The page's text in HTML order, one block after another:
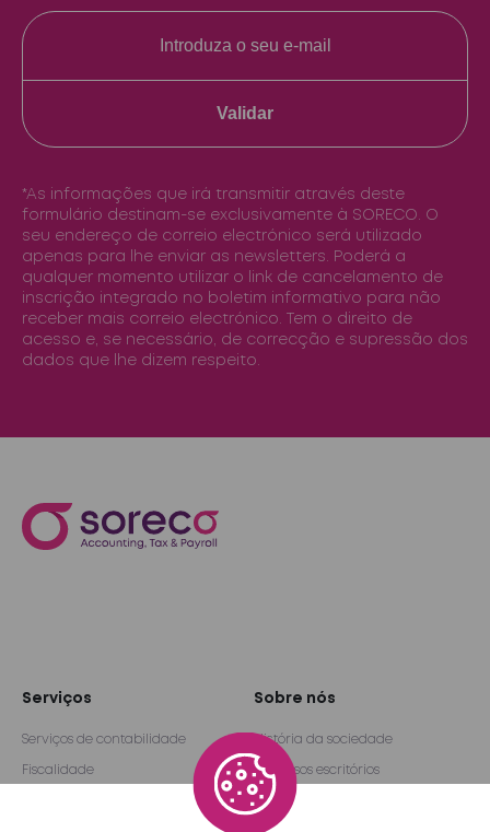
Validar
*As informações que irá transmitir através deste
formulário destinam-se exclusivamente à SORECO. O
seu endereço de correio electrónico será utilizado
apenas para lhe enviar as newsletters. Poderá a
qualquer momento utilizar o link de cancelamento de
inscrição integrado no boletim informativo para não
receber mais correio electrónico. Tem o direito de
acesso e, se necessário, de correcção e supressão dos
dados que lhe dizem respeito.
Serviços
Serviços de contabilidade
Fiscalidade
Sobre nós
História da sociedade
Os nossos escritórios
Parceiros